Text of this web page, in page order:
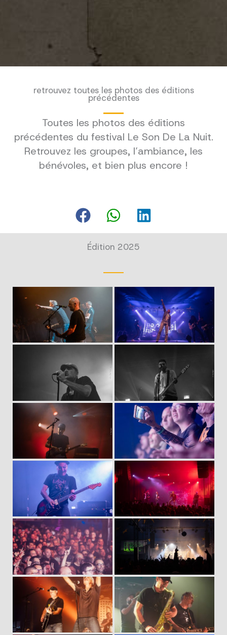
retrouvez toutes les photos des éditions
précédentes
Toutes les photos des éditions
précédentes du festival Le Son De La Nuit.
Retrouvez les groupes, l’ambiance, les
bénévoles, et bien plus encore !
Édition 2025